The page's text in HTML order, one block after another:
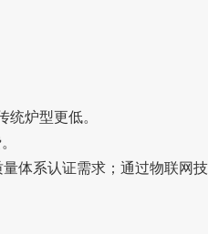
炉型更低。
体系认证需求；通过物联网